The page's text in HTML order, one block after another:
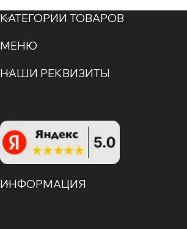
КАТЕГОРИИ ТОВАРОВ
МЕНЮ
НАШИ РЕКВИЗИТЫ
ИНФОРМАЦИЯ